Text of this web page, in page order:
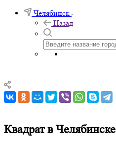
Челябинск
Назад
Квадрат в Челябинске